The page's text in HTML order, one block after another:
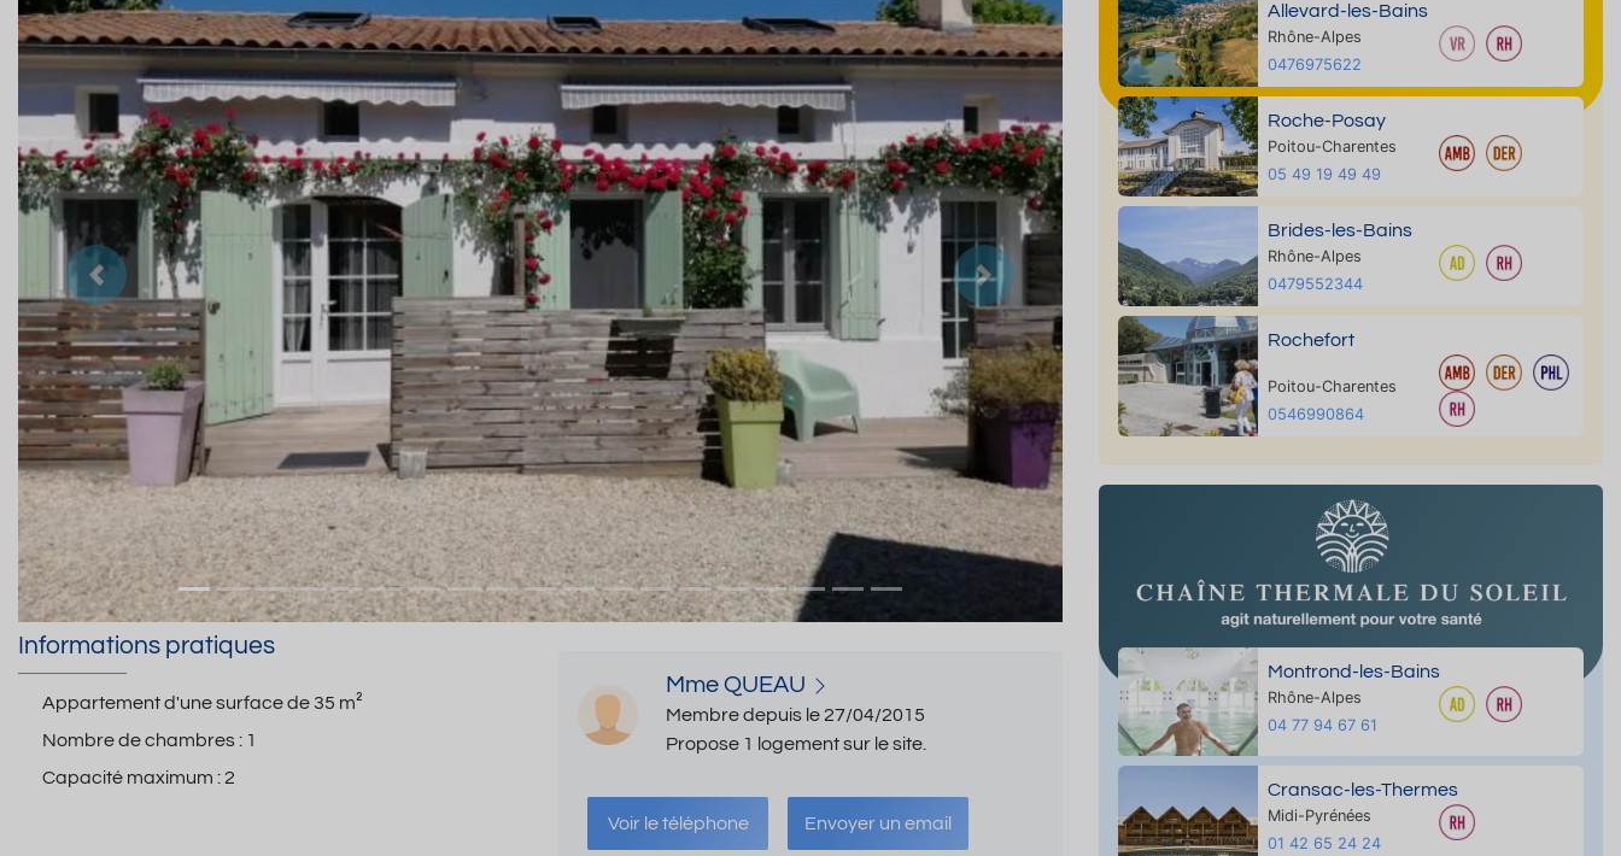
Précedent Suivant
Informations pratiques
Appartement d'une surface de35 m²
Nombre de chambres : 1
Capacité maximum :2
Mme QUEAU
Membre depuis le 27/04/2015
Propose 1 logement sur le site.
Voir le téléphone Envoyer un email
Allevard-les-Bains
Rhône-Alpes
0476975622
Roche-Posay
Poitou-Charentes
05 49 19 49 49
Brides-les-Bains
Rhône-Alpes
0479552344
Rochefort
Poitou-Charentes
0546990864
Montrond-les-Bains
Rhône-Alpes
04 77 94 67 61
Cransac-les-Thermes
Midi-Pyrénées
01 42 65 24 24